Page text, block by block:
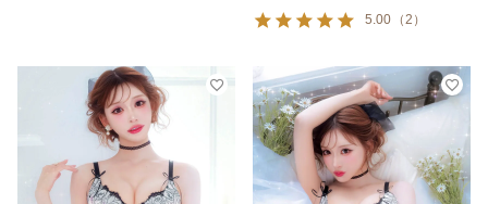
5.00 （2 ）